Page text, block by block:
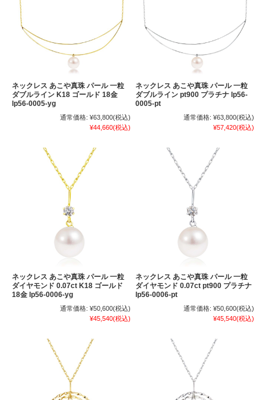
ネックレス あこや真珠 パール 一粒
ダブルライン K18 ゴールド 18金
lp56-0005-yg
通常価格: ¥63,800(税込)
¥44,660(税込)
ネックレス あこや真珠 パール 一粒
ダブルライン pt900 プラチナ lp56-
0005-pt
通常価格: ¥63,800(税込)
¥57,420(税込)
ネックレス あこや真珠 パール 一粒
ダイヤモンド 0.07ct K18 ゴールド
18金 lp56-0006-yg
通常価格: ¥50,600(税込)
¥45,540(税込)
ネックレス あこや真珠 パール 一粒
ダイヤモンド 0.07ct pt900 プラチナ
lp56-0006-pt
通常価格: ¥50,600(税込)
¥45,540(税込)